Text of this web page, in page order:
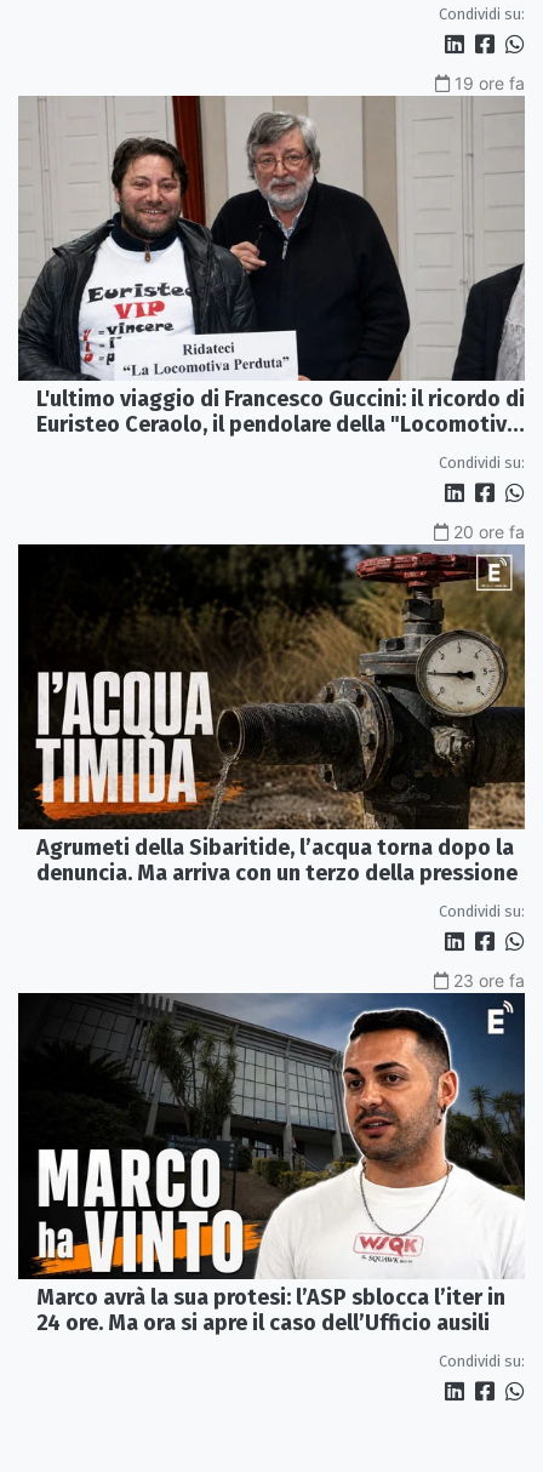
Condividi su:
19 ore fa
L'ultimo viaggio di Francesco Guccini: il ricordo di
Euristeo Ceraolo, il pendolare della "Locomotiva
Condividi su:
20 ore fa
Agrumeti della Sibaritide, l’acqua torna dopo la
denuncia. Ma arriva con un terzo della pressione
Condividi su:
23 ore fa
Marco avrà la sua protesi: l’ASP sblocca l’iter in
24 ore. Ma ora si apre il caso dell’Ufficio ausili
Condividi su: